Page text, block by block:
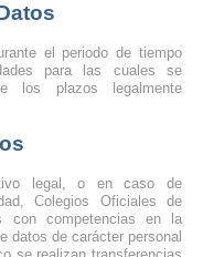
el periodo de tiempo
para las cuales se
los plazos legalmente
legal, o en caso de
Colegios Oficiales de
con competencias en la
datos de carácter personal